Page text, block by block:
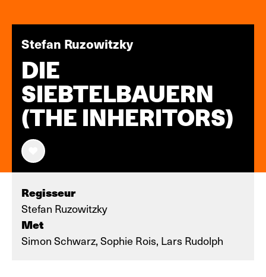
Stefan Ruzowitzky
DIE
SIEBTELBAUERN
(THE INHERITORS)
Regisseur
Stefan Ruzowitzky
Met
Simon Schwarz, Sophie Rois, Lars Rudolph